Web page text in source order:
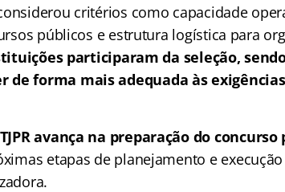
critérios como capacidade
públicos e estrutura logística para
participaram da seleção,
de forma mais adequada às
avança na preparação do concurso
etapas de planejamento e